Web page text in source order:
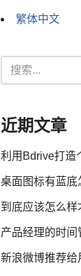
繁体中文
近期文章
利用Bdrive打造
桌面图标有蓝底
到底应该怎么样
产品经理的时间
新浪微博推荐给